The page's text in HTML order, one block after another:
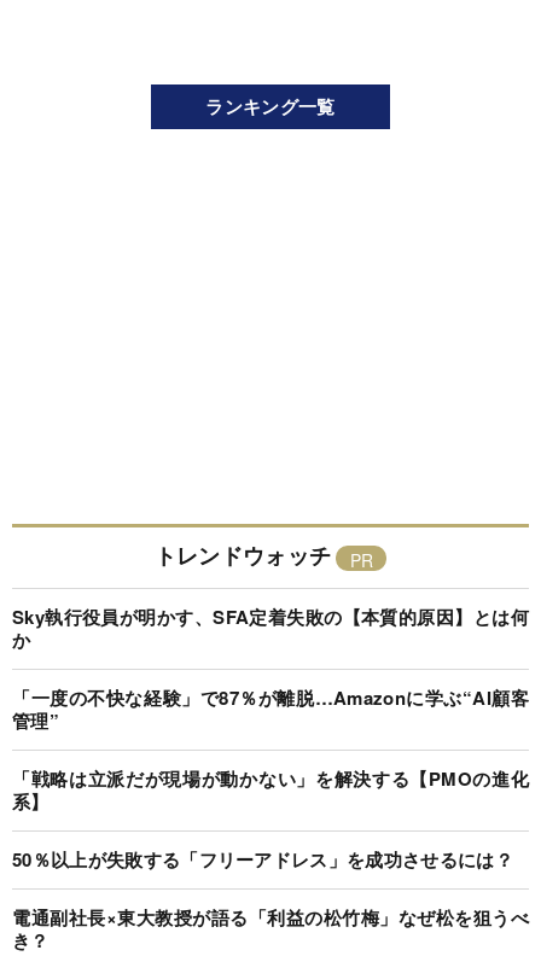
ランキング一覧
トレンドウォッチ
Sky執行役員が明かす、SFA定着失敗の【本質的原因】とは何
か
「一度の不快な経験」で87％が離脱…Amazonに学ぶ“AI顧客
管理”
「戦略は立派だが現場が動かない」を解決する【PMOの進化
系】
50％以上が失敗する「フリーアドレス」を成功させるには？
電通副社長×東大教授が語る「利益の松竹梅」なぜ松を狙うべ
き？